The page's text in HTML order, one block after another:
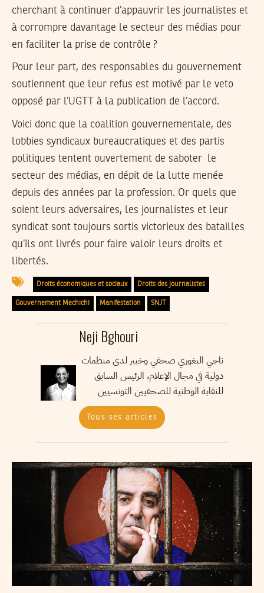
cherchant à continuer d’appauvrir les journalistes et
à corrompre davantage le secteur des médias pour
en faciliter la prise de contrôle ?
Pour leur part, des responsables du gouvernement
soutiennent que leur refus est motivé par le veto
opposé par l’UGTT à la publication de l’accord.
Voici donc que la coalition gouvernementale, des
lobbies syndicaux bureaucratiques et des partis
politiques tentent ouvertement de saboter le
secteur des médias, en dépit de la lutte menée
depuis des années par la profession. Or quels que
soient leurs adversaires, les journalistes et leur
syndicat sont toujours sortis victorieux des batailles
qu’ils ont livrés pour faire valoir leurs droits et
libertés.
Droits économiques et sociaux Droits des journalistes
Gouvernement Mechichi Manifestation SNJT
Neji Bghouri
ناجي البغوري صحفي وخبير لدى منظمات
دولية في مجال الإعلام، الرئيس السابق
للنقابة الوطنية للصحفيين التونسيين
Tous ses articles